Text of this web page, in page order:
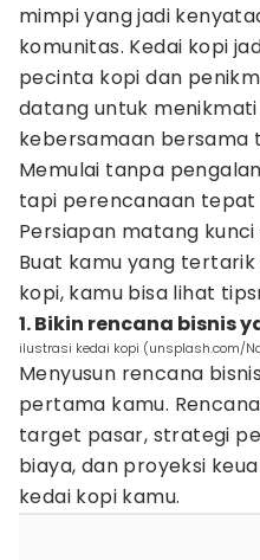
mimpi yang jadi
komunitas. Kedai kopi
pecinta kopi dan
datang untuk
kebersamaan bersama
Memulai tanpa
tapi perencanaan tepat
Persiapan matang kunci
Buat kamu yang
kopi, kamu bisa lihat
1. Bikin rencana bisnis
ilustrasi kedai kopi (unsplash.com/
Menyusun rencana
pertama kamu.
target pasar, strategi
biaya, dan proyeksi
kedai kopi kamu.